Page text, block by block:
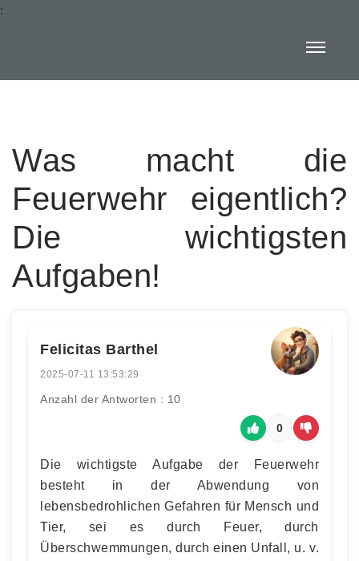
:
Was macht die
Feuerwehr eigentlich?
Die wichtigsten
Aufgaben!
Felicitas Barthel
2025-07-11 13:53:29
Anzahl der Antworten : 10
0
Die wichtigste Aufgabe der Feuerwehr
besteht in der Abwendung von
lebensbedrohlichen Gefahren für Mensch und
Tier, sei es durch Feuer, durch
Überschwemmungen, durch einen Unfall, u. v.